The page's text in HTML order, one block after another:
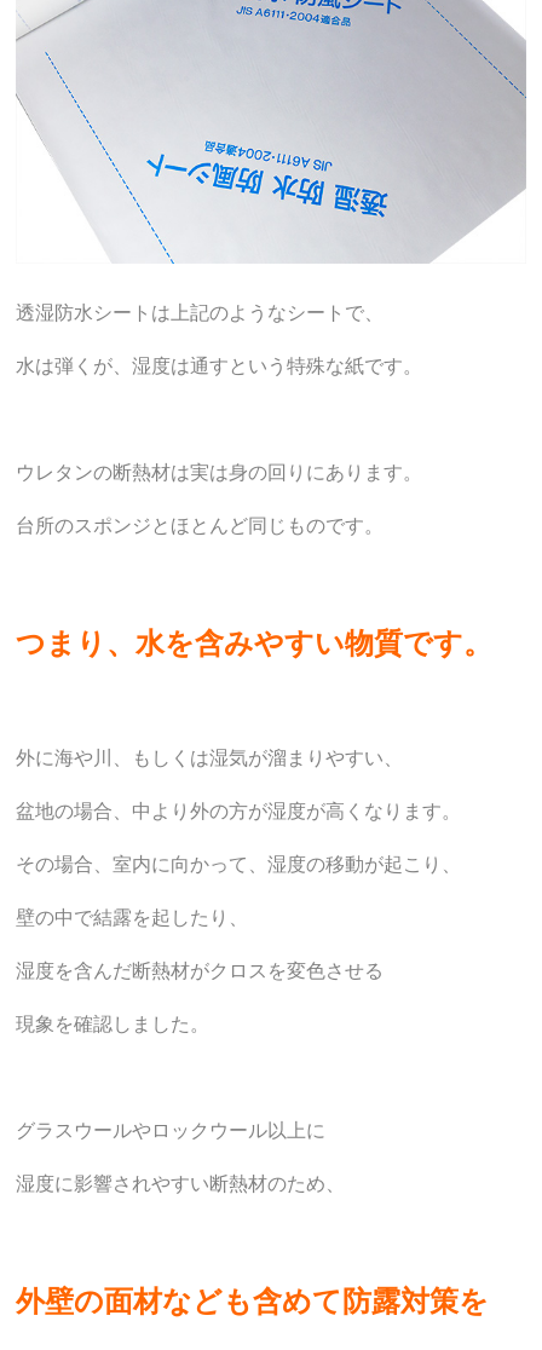
透湿防水シートは上記のようなシートで、
水は弾くが、湿度は通すという特殊な紙です。
ウレタンの断熱材は実は身の回りにあります。
台所のスポンジとほとんど同じものです。
つまり、水を含みやすい物質です。
外に海や川、もしくは湿気が溜まりやすい、
盆地の場合、中より外の方が湿度が高くなります。
その場合、室内に向かって、湿度の移動が起こり、
壁の中で結露を起したり、
湿度を含んだ断熱材がクロスを変色させる
現象を確認しました。
グラスウールやロックウール以上に
湿度に影響されやすい断熱材のため、
外壁の面材なども含めて防露対策を